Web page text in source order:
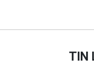
TIN